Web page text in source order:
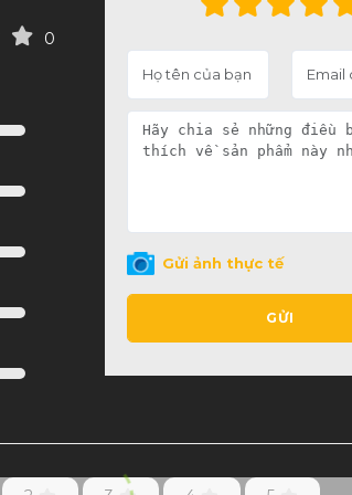
0
Gửi ảnh thực tế
GỬI